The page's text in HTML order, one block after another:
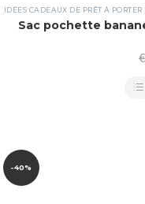
IDÉES CADEAUX DE PRÊT À PORTER
Sac pochette
€
-40%